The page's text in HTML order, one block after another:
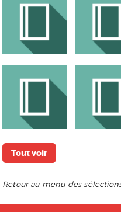
Tout voir
Retour au menu des